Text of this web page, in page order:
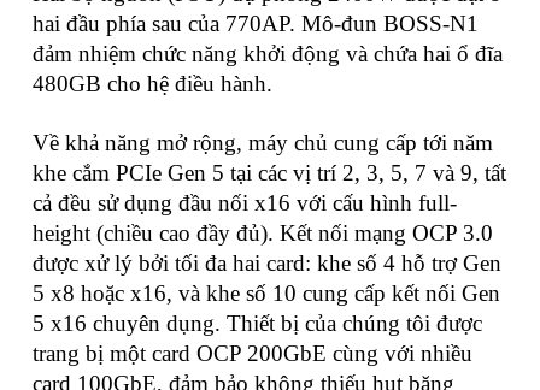
hai đầu phía sau của 770AP. Mô-đun BOSS-N1
đảm nhiệm chức năng khởi động và chứa hai ổ đĩa
480GB cho hệ điều hành.
Về khả năng mở rộng, máy chủ cung cấp tới năm
khe cắm PCIe Gen 5 tại các vị trí 2, 3, 5, 7 và 9, tất
cả đều sử dụng đầu nối x16 với cấu hình full-
height (chiều cao đầy đủ). Kết nối mạng OCP 3.0
được xử lý bởi tối đa hai card: khe số 4 hỗ trợ Gen
5 x8 hoặc x16, và khe số 10 cung cấp kết nối Gen
5 x16 chuyên dụng. Thiết bị của chúng tôi được
trang bị một card OCP 200GbE cùng với nhiều
card 100GbE, đảm bảo không thiếu hụt băng